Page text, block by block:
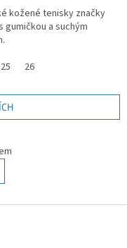
kožené tenisky značky
gumičkou a suchým
25 26